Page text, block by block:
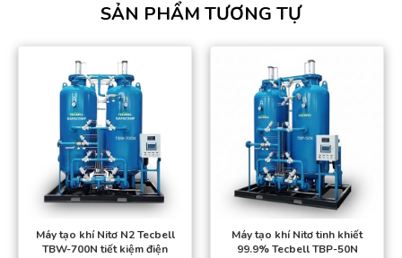
SẢN PHẨM TƯƠNG TỰ
Máy tạo khí Nitơ N2 Tecbell
TBW-700N tiết kiệm điện
Máy tạo khí Nitơ tinh khiết
99.9% Tecbell TBP-50N